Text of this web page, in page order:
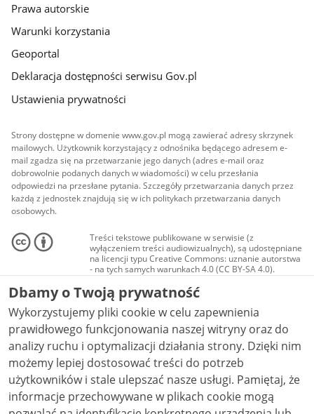
Prawa autorskie
Warunki korzystania
Geoportal
Deklaracja dostępności serwisu Gov.pl
Ustawienia prywatności
Strony dostępne w domenie www.gov.pl mogą zawierać adresy skrzynek
mailowych. Użytkownik korzystający z odnośnika będącego adresem e-
mail zgadza się na przetwarzanie jego danych (adres e-mail oraz
dobrowolnie podanych danych w wiadomości) w celu przesłania
odpowiedzi na przesłane pytania. Szczegóły przetwarzania danych przez
każdą z jednostek znajdują się w ich politykach przetwarzania danych
osobowych.
Treści tekstowe publikowane w serwisie (z
wyłączeniem treści audiowizualnych), są udostępniane
na licencji typu Creative Commons: uznanie autorstwa
- na tych samych warunkach 4.0 (CC BY-SA 4.0).
Materiały audiowizualne, w tym zdjęcia, materiały
audio i wideo, są udostępniane na licencji typu
Creative Commons: uznanie autorstwa użycie
niekomercyjne - bez utworów zależnych 4.0 (CC BY-
NC-ND 4.0), o ile nie jest to stwierdzone inaczej.
Dbamy o Twoją prywatność
Wykorzystujemy pliki cookie w celu zapewnienia
prawidłowego funkcjonowania naszej witryny oraz do
analizy ruchu i optymalizacji działania strony. Dzięki nim
możemy lepiej dostosować treści do potrzeb
użytkowników i stale ulepszać nasze usługi. Pamiętaj, że
informacje przechowywane w plikach cookie mogą